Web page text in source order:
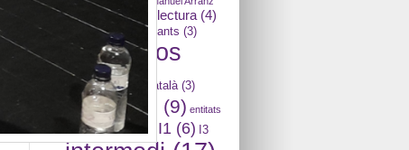
català Club de lectura(4)
concurs(4) consonants (3)
(2) cursos
(18) còmic en català(3)
dinamització (9) entitats
expressió escrita I1(6) I3